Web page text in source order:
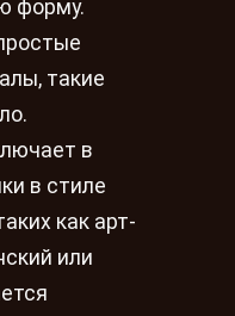
форму.
такие
в
в стиле
как арт-
или